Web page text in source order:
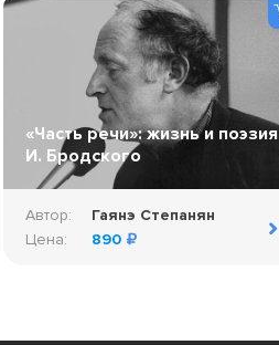
«Часть речи»: жизнь и поэзия
И. Бродского
Автор:
Гаянэ Степанян
Цена:
890